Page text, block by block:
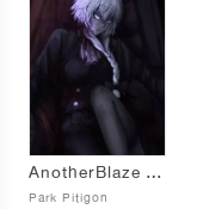
AnotherBlaze บุปผาโลกันตร์ (new)
Park Pitigon